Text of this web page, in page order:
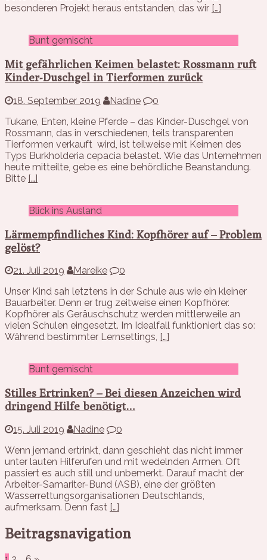
besonderen Projekt heraus entstanden, das wir […]
Bunt gemischt
Mit gefährlichen Keimen belastet: Rossmann ruft
Kinder-Duschgel in Tierformen zurück
18. September 2019 Nadine
0
Tukane, Enten, kleine Pferde – das Kinder-Duschgel von
Rossmann, das in verschiedenen, teils transparenten
Tierformen verkauft wird, ist teilweise mit Keimen des
Typs Burkholderia cepacia belastet. Wie das Unternehmen
heute mitteilte, gebe es eine behördliche Beanstandung.
Bitte […]
Blick ins Ausland
Lärmempfindliches Kind: Kopfhörer auf – Problem
gelöst?
21. Juli 2019 Mareike
0
Unser Kind sah letztens in der Schule aus wie ein kleiner
Bauarbeiter. Denn er trug zeitweise einen Kopfhörer.
Kopfhörer als Geräuschschutz werden mittlerweile an
vielen Schulen eingesetzt. Im Idealfall funktioniert das so:
Während bestimmter Lernsettings, […]
Bunt gemischt
Stilles Ertrinken? – Bei diesen Anzeichen wird
dringend Hilfe benötigt…
15. Juli 2019 Nadine
0
Wenn jemand ertrinkt, dann geschieht das nicht immer
unter lauten Hilferufen und mit wedelnden Armen. Oft
passiert es auch still und unbemerkt. Darauf macht der
Arbeiter-Samariter-Bund (ASB), eine der größten
Wasserrettungsorganisationen Deutschlands,
aufmerksam. Denn fast […]
Beitragsnavigation